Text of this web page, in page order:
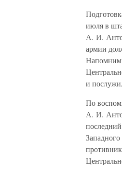
июля в
А. И.
армии
Напомним,
и
По
А. И.